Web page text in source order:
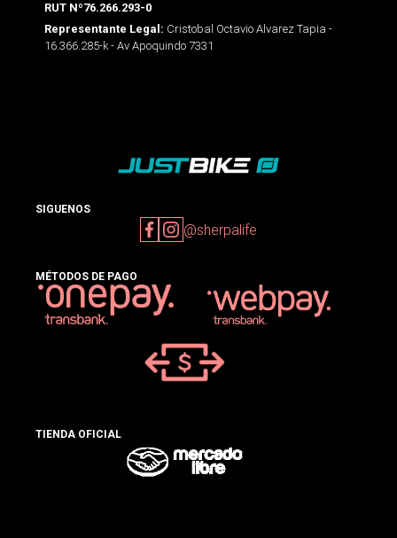
RUT Nº76.266.293-0
Representante Legal: Cristobal Octavio Alvarez Tapia -
16.366.285-k - Av Apoquindo 7331
SIGUENOS
@sherpalife
MÉTODOS DE PAGO
TIENDA OFICIAL